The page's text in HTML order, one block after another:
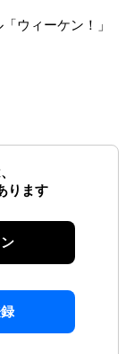
ウィーケン！」
ります